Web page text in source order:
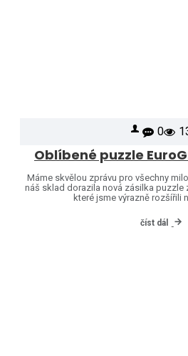
0
Máme skvělou zprávu pro všechny
náš sklad dorazila nová zásilka puzzle
které jsme výrazně rozšířili
číst dál